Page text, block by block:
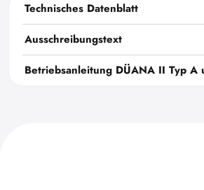
Technisches Datenblatt
Ausschreibungstext
Betriebsanleitung DÜANA II Typ A